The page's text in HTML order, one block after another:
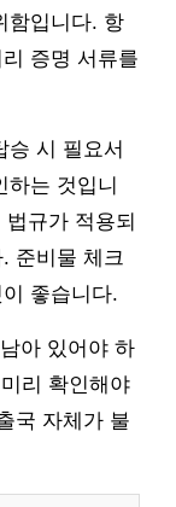
함입니다. 항
증명 서류를
승 시 필요서
는 것입니
규가 적용되
준비물 체크
좋습니다.
아 있어야 하
리 확인해야
국 자체가 불